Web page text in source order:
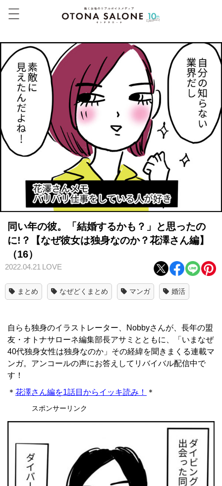
同い年の彼。「結婚するかも？」と思ったの
に!？【なぜ彼女は独身なのか？花澤さん編】
（16）
2022.04.21 LOVE
まとめ なぜどくまとめ マンガ 婚活
自らも独身のイラストレーター、Nobbyさんが、長年の盟
友・オトナサローネ編集部長アサミとともに、「いまなぜ
40代独身女性は独身なのか」その経緯を聞きまくる連載マ
ンガ。アンコールの声にお答えしてリバイバル配信中で
す！
＊ 花澤さん編を1話目からイッキ読み！ ＊
スポンサーリンク